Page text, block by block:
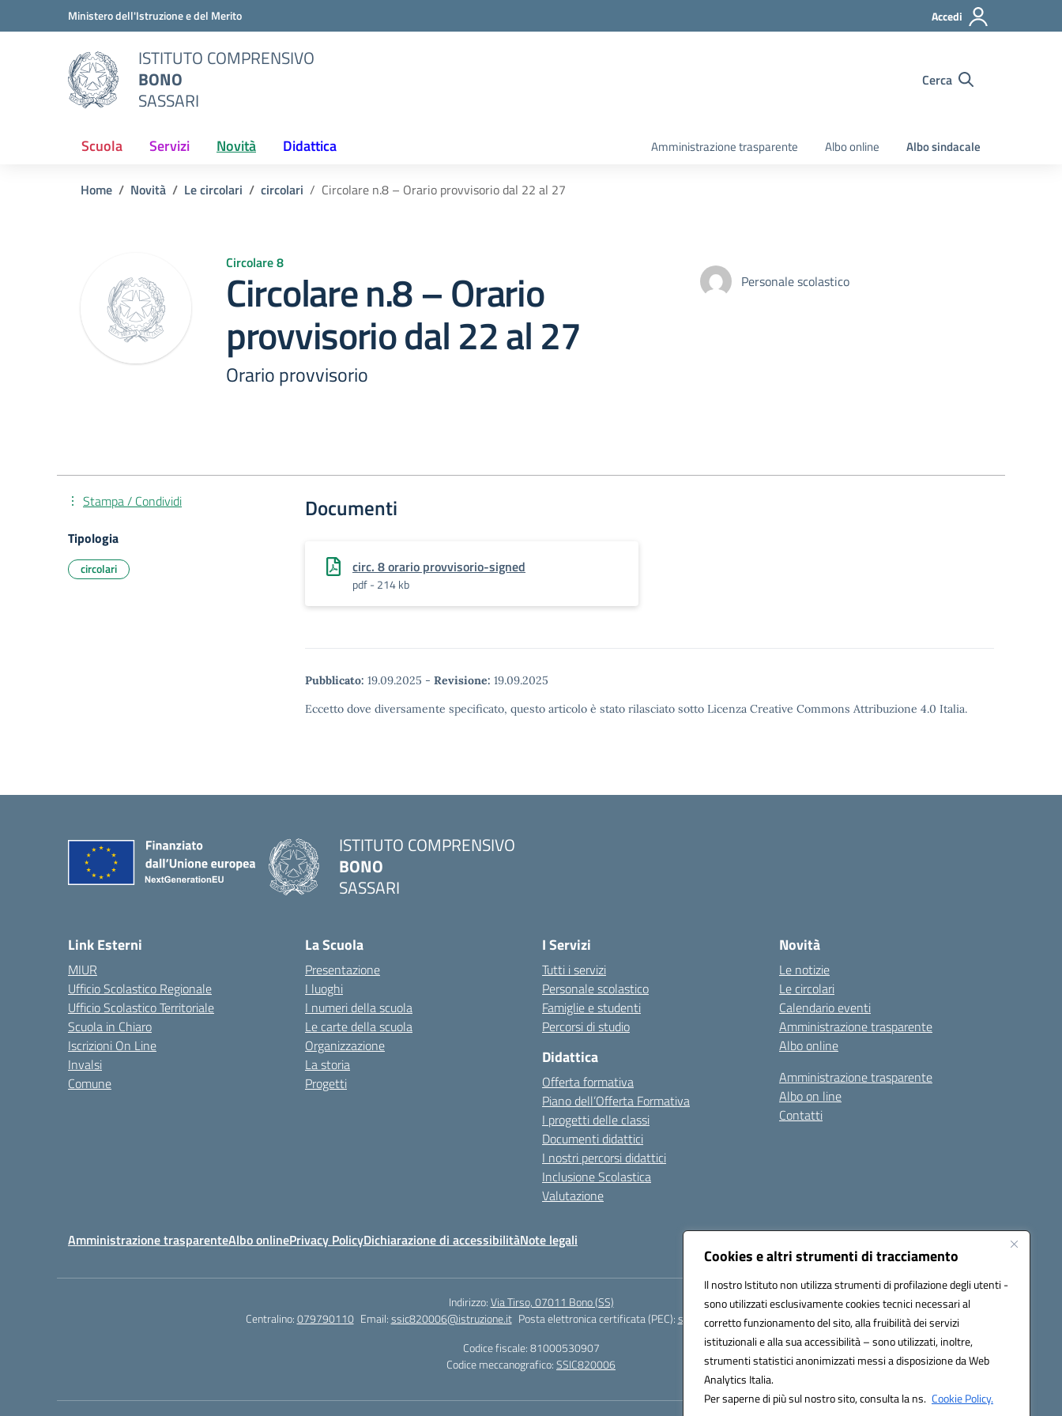
Cookies e altri strumenti di tracciamento
Il nostro Istituto non utilizza strumenti di profilazione degli utenti -
sono utilizzati esclusivamente cookies tecnici necessari al
corretto funzionamento del sito, alla fruibilità dei servizi
istituzionali e alla sua accessibilità – sono utilizzati, inoltre,
strumenti statistici anonimizzati messi a disposizione da Web
Analytics Italia.
Per saperne di più sul nostro sito, consulta la ns. Cookie Policy.
Vai ai contenuti
Vai al menu di navigazioneMinistero dell'Istruzione e del Merito Accedi
ISTITUTO COMPRENSIVO
BONO
SASSARI
Cerca
Scuola Servizi Novità Didattica Amministrazione trasparente Albo online Albo sindacale
Home Novità Le circolari circolari Circolare n.8 – Orario provvisorio dal 22 al 27
Circolare 8
Circolare n.8 – Orario
provvisorio dal 22 al 27
Orario provvisorio
Personale scolastico
Documenti
circ. 8 orario provvisorio-signed
pdf - 214 kb
Pubblicato: 19.09.2025 - Revisione: 19.09.2025
Eccetto dove diversamente specificato, questo articolo è stato rilasciato sotto Licenza Creative Commons Attribuzione 4.0 Italia.
Stampa / Condividi
Tipologia
circolari
ISTITUTO COMPRENSIVO
BONO
SASSARI
Link Esterni
MIUR
Ufficio Scolastico Regionale
Ufficio Scolastico Territoriale
Scuola in Chiaro
Iscrizioni On Line
Invalsi
Comune
La Scuola
Presentazione
I luoghi
I numeri della scuola
Le carte della scuola
Organizzazione
La storia
Progetti
I Servizi
Tutti i servizi
Personale scolastico
Famiglie e studenti
Percorsi di studio
Didattica
Offerta formativa
Piano dell’Offerta Formativa
I progetti delle classi
Documenti didattici
I nostri percorsi didattici
Inclusione Scolastica
Valutazione
Novità
Le notizie
Le circolari
Calendario eventi
Amministrazione trasparente
Albo online
Amministrazione trasparente
Albo on line
Contatti
Amministrazione trasparenteAlbo onlinePrivacy PolicyDichiarazione di accessibilitàNote legali
Indirizzo:Via Tirso, 07011 Bono (SS)
Centralino:079790110 Email:ssic820006@istruzione.it Posta elettronica certificata (PEC):ssic820006@pec.istruzione.it
Codice fiscale: 81000530907
Codice meccanografico:SSIC820006